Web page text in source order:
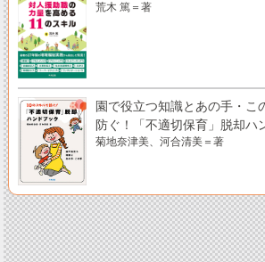
荒木 篤＝著
園で役立つ知識とあの手・
防ぐ！「不適切保育」脱却ハ
菊地奈津美、河合清美＝著